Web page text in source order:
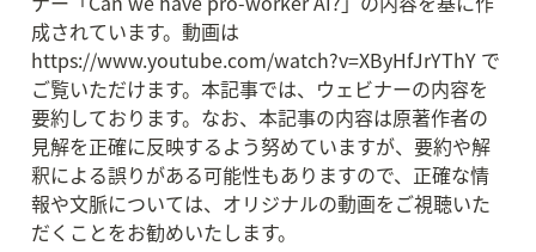
成されています。動画は
https://www.youtube.com/watch?v=XByHfJrYThY で
ご覧いただけます。本記事では、ウェビナーの内容を
要約しております。なお、本記事の内容は原著作者の
見解を正確に反映するよう努めていますが、要約や解
釈による誤りがある可能性もありますので、正確な情
報や文脈については、オリジナルの動画をご視聴いた
だくことをお勧めいたします。